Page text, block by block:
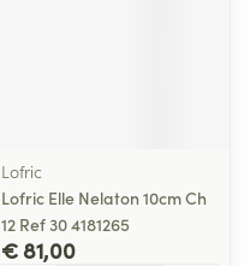
Lofric
Lofric Elle Nelaton 10cm Ch
12 Ref 30 4181265
€ 81,00